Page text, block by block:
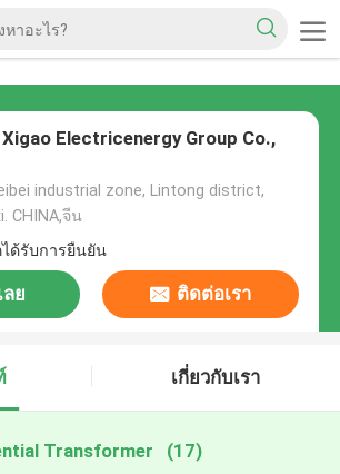
Electricenergy Group Co.,
industrial zone, Lintong district,
CHINA,จีน
ด้รับการยืนยัน
ลย ติดต่อเรา
เกี่ยวกับเรา
Transformer (17)